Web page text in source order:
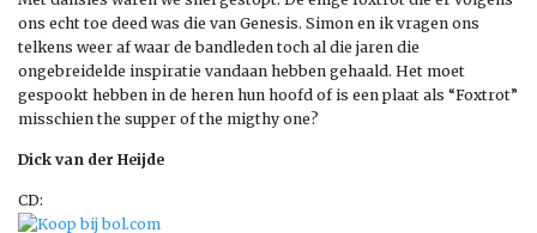
ons echt toe deed was die van Genesis. Simon en ik vragen ons
telkens weer af waar de bandleden toch al die jaren die
ongebreidelde inspiratie vandaan hebben gehaald. Het moet
gespookt hebben in de heren hun hoofd of is een plaat als “Foxtrot”
misschien the supper of the migthy one?
Dick van der Heijde
CD: